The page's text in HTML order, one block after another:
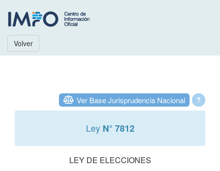
Volver
?
Ver Base Jurisprudencia Nacional
Ley N° 7812
LEY DE ELECCIONES